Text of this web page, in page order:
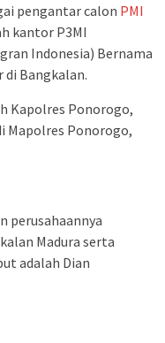
pengantar calon PMI
kantor P3MI
Indonesia) Bernama
Bangkalan.
Kapolres Ponorogo,
Mapolres Ponorogo,
perusahaannya
Madura serta
adalah Dian